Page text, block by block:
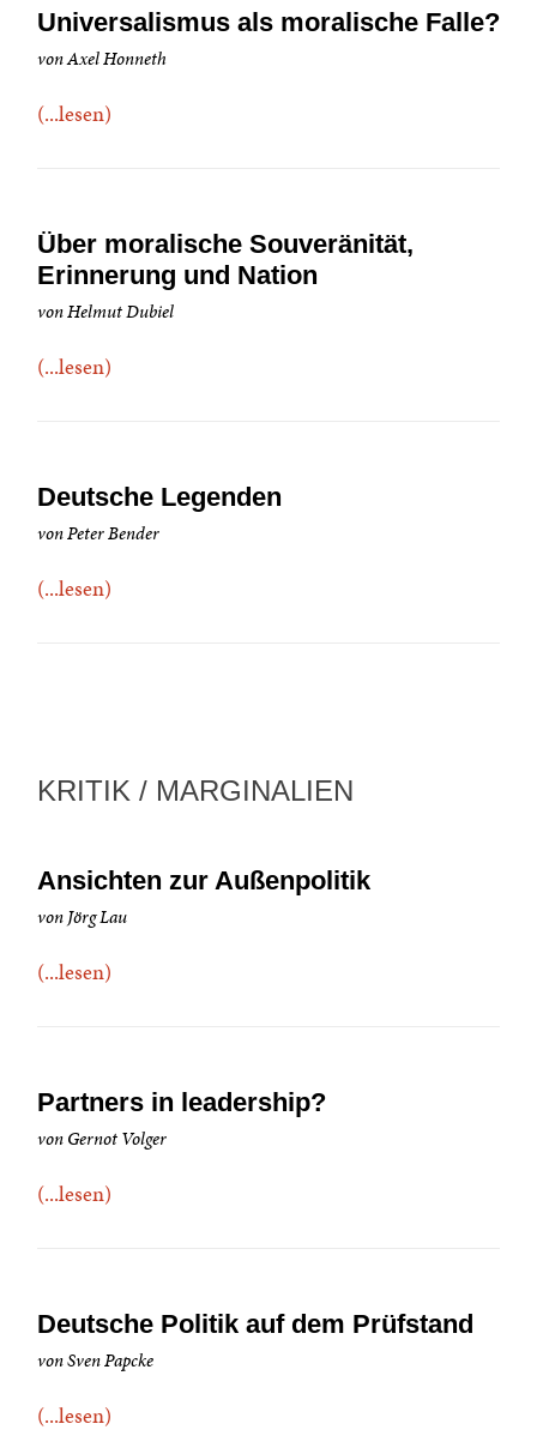
Universalismus als moralische Falle?
von Axel Honneth
(...lesen)
Über moralische Souveränität,
Erinnerung und Nation
von Helmut Dubiel
(...lesen)
Deutsche Legenden
von Peter Bender
(...lesen)
KRITIK / MARGINALIEN
Ansichten zur Außenpolitik
von Jörg Lau
(...lesen)
Partners in leadership?
von Gernot Volger
(...lesen)
Deutsche Politik auf dem Prüfstand
von Sven Papcke
(...lesen)